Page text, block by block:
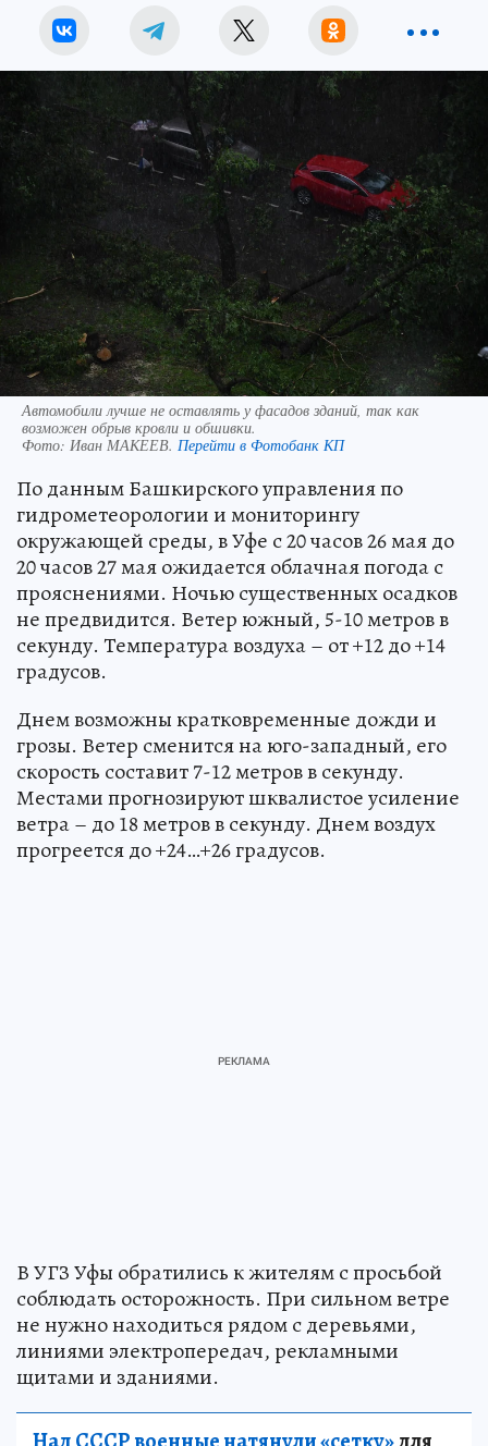
Автомобили лучше не оставлять у фасадов зданий, так как
возможен обрыв кровли и обшивки.
Фото: Иван МАКЕЕВ. Перейти в Фотобанк КП
По данным Башкирского управления по
гидрометеорологии и мониторингу
окружающей среды, в Уфе с 20 часов 26 мая до
20 часов 27 мая ожидается облачная погода с
прояснениями. Ночью существенных осадков
не предвидится. Ветер южный, 5-10 метров в
секунду. Температура воздуха – от +12 до +14
градусов.
Днем возможны кратковременные дожди и
грозы. Ветер сменится на юго-западный, его
скорость составит 7-12 метров в секунду.
Местами прогнозируют шквалистое усиление
ветра – до 18 метров в секунду. Днем воздух
прогреется до +24…+26 градусов.
В УГЗ Уфы обратились к жителям с просьбой
соблюдать осторожность. При сильном ветре
не нужно находиться рядом с деревьями,
линиями электропередач, рекламными
щитами и зданиями.